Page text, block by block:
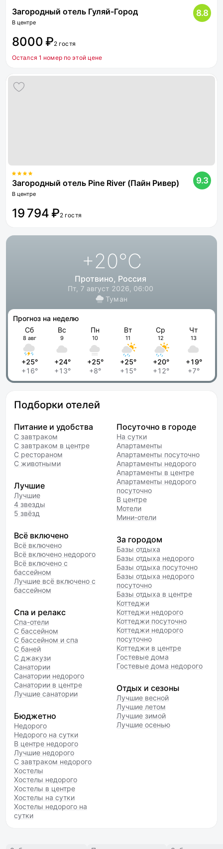
Загородный отель Гуляй-Город
В центре
8.8
8000 ₽2 гостя
Остался 1 номер по этой цене
Загородный отель Pine River (Пайн Ривер)
В центре
9.3
19 794 ₽2 гостя
+20°C
Протвино, Россия
Пт, 7 август 2026, 06:00
Туман
Прогноз на неделю
Сб
8 авг
+25°
+16°
Вс
9
+24°
+13°
Пн
10
+25°
+8°
Вт
11
+25°
+15°
Ср
12
+20°
+12°
Чт
13
+19°
+7°
Подборки отелей
Питание и удобства
С завтраком
С завтраком в центре
С рестораном
С животными
Лучшие
Лучшие
4 звезды
5 звёзд
Всё включено
Всё включено
Всё включено недорого
Всё включено с
бассейном
Лучшие всё включено с
бассейном
Спа и релакс
Спа-отели
С бассейном
С бассейном и спа
С баней
С джакузи
Санатории
Санатории недорого
Санатории в центре
Лучшие санатории
Бюджетно
Недорого
Недорого на сутки
В центре недорого
Лучшие недорого
С завтраком недорого
Хостелы
Хостелы недорого
Хостелы в центре
Хостелы на сутки
Хостелы недорого на
сутки
Посуточно в городе
На сутки
Апартаменты
Апартаменты посуточно
Апартаменты недорого
Апартаменты в центре
Апартаменты недорого
посуточно
В центре
Мотели
Мини-отели
За городом
Базы отдыха
Базы отдыха недорого
Базы отдыха посуточно
Базы отдыха недорого
посуточно
Базы отдыха в центре
Коттеджи
Коттеджи недорого
Коттеджи посуточно
Коттеджи недорого
посуточно
Коттеджи в центре
Гостевые дома
Гостевые дома недорого
Отдых и сезоны
Лучшие весной
Лучшие летом
Лучшие зимой
Лучшие осенью